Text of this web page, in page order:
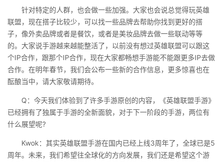
针对特定的人群，也会做一些加强。大家也会说总觉得玩英雄
联盟，现在搭子比较少，可以找一些品牌去帮助你找到更好的搭
子，像外卖品牌或者是餐饮，或者是美妆品牌去做一些联动等等
的。大家说手游越来越能整活了，以前没有想过英雄联盟可以跟这
个IP合作，跟那个IP合作，现在大家都畅想手游能不能跟更多IP去做
合作。在明年春节，我们会公布一些新的合作信息，更多惊喜也在
酝酿当中，请大家敬请期待。
Q：今天我们体验到了许多手游原创的内容，《英雄联盟手游》
已经拥有了独属于手游的全新面貌，对于下一阶段的手游，两位有
什么展望呢?
Kwok：其实英雄联盟手游在国内已经上线3周年了，全球已是5
周年。未来，我们希望往全球化的方向发展，我们还是希望这个游